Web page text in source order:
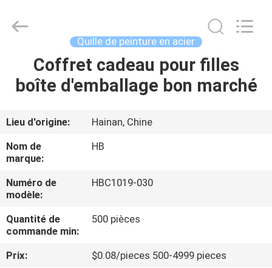
LA
PRODUITS
À
PROPOS
DE
Quille de peinture en acier
Coffret cadeau pour filles
boîte d'emballage bon marché
Lieu d'origine:
Hainan, Chine
Nom de
marque:
HB
Numéro de
modèle:
HBC1019-030
Quantité de
commande min:
500 pièces
Prix:
$0.08/pieces 500-4999 pieces